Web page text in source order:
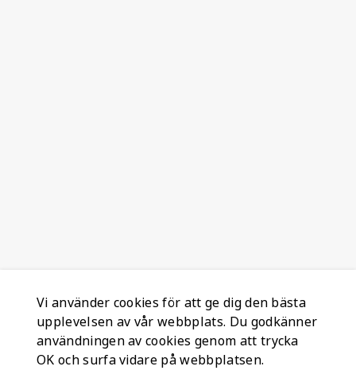
Vi använder cookies för att ge dig den bästa
upplevelsen av vår webbplats. Du godkänner
användningen av cookies genom att trycka
OK och surfa vidare på webbplatsen.